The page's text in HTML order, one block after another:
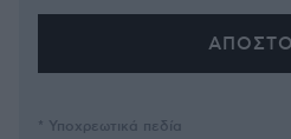
* Υποχρεωτικά πεδία